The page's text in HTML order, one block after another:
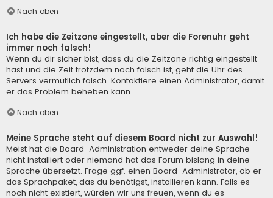
Nach oben
Ich habe die Zeitzone eingestellt, aber die Forenuhr geht
immer noch falsch!
Wenn du dir sicher bist, dass du die Zeitzone richtig eingestellt
hast und die Zeit trotzdem noch falsch ist, geht die Uhr des
Servers vermutlich falsch. Kontaktiere einen Administrator, damit
er das Problem beheben kann.
Nach oben
Meine Sprache steht auf diesem Board nicht zur Auswahl!
Meist hat die Board-Administration entweder deine Sprache
nicht installiert oder niemand hat das Forum bislang in deine
Sprache übersetzt. Frage ggf. einen Board-Administrator, ob er
das Sprachpaket, das du benötigst, installieren kann. Falls es
noch nicht existiert, würden wir uns freuen, wenn du es